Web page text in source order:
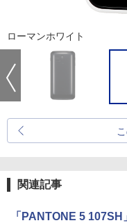
ローマンホワイト
関連記事
「PANTONE 5